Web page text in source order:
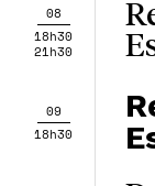
08
18h30
21h30
09
18h30